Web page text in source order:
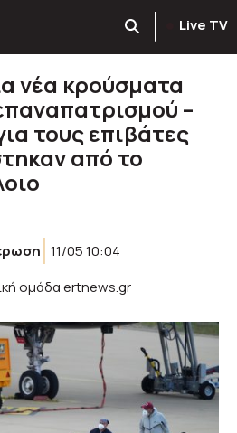
Live TV
νέα κρούσματα
–
τους επιβάτες
από το
11/05 10:04
ομάδα ertnews.gr